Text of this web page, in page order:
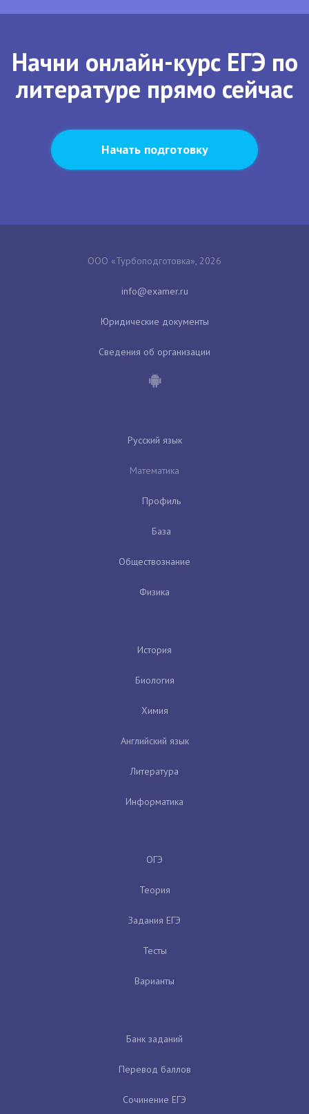
Начни онлайн-курс ЕГЭ по
литературе прямо сейчас
Начать подготовку
ООО «Турбоподготовка», 2026
Юридические документы
Сведения об организации
Русский язык
Математика
Профиль
База
Обществознание
Физика
История
Биология
Химия
Английский язык
Литература
Информатика
ОГЭ
Теория
Задания ЕГЭ
Тесты
Варианты
Банк заданий
Перевод баллов
Сочинение ЕГЭ